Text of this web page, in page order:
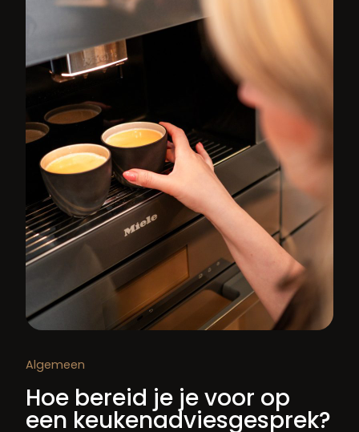
Algemeen
Hoe bereid je je voor op
een keukenadviesgesprek?